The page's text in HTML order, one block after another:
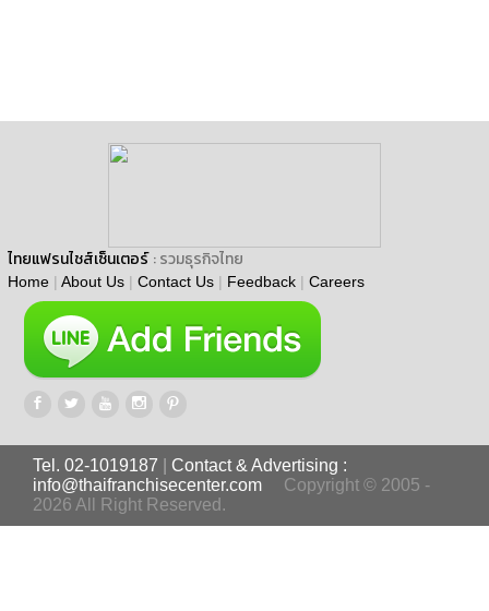
ไทยแฟรนไชส์เซ็นเตอร์ : รวมธุรกิจไทย
Home | About Us | Contact Us | Feedback | Careers
Tel. 02-1019187
Contact & Advertising :
info@thaifranchisecenter.com
Copyright © 2005 -
2026 All Right Reserved.